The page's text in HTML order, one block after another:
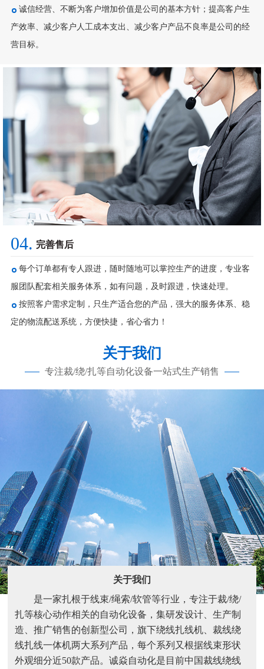
诚信经营、不断为客户增加价值是公司的基本方针；提高客户生
产效率、减少客户人工成本支出、减少客户产品不良率是公司的经
营目标。
04. 完善售后
每个订单都有专人跟进，随时随地可以掌控生产的进度，专业客
服团队配套相关服务体系，如有问题，及时跟进，快速处理。
按照客户需求定制，只生产适合您的产品，强大的服务体系、稳
定的物流配送系统，方便快捷，省心省力！
关于我们
专注裁/绕/扎等自动化设备一站式生产销售
关于我们
是一家扎根于线束/绳索/软管等行业，专注于裁/绕/
扎等核心动作相关的自动化设备，集研发设计、生产制
造、推广销售的创新型公司，旗下绕线扎线机、裁线绕
线扎线一体机两大系列产品，每个系列又根据线束形状
外观细分近50款产品。诚焱自动化是目前中国裁线绕线